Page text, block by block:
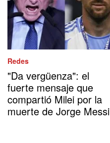
Redes
"Da vergüenza": el
fuerte mensaje que
compartió Milei por la
muerte de Jorge Messi